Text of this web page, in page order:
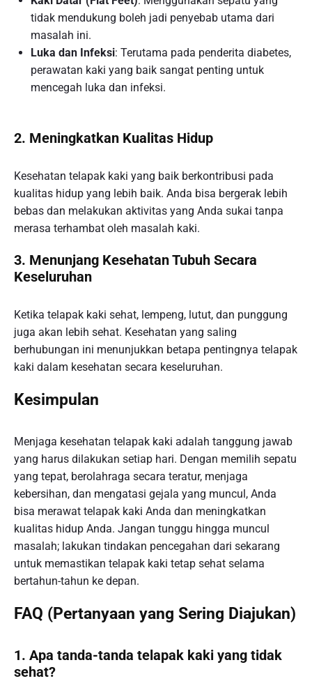
tidak mendukung boleh jadi penyebab utama dari
masalah ini.
Luka dan Infeksi: Terutama pada penderita diabetes,
perawatan kaki yang baik sangat penting untuk
mencegah luka dan infeksi.
2. Meningkatkan Kualitas Hidup
Kesehatan telapak kaki yang baik berkontribusi pada
kualitas hidup yang lebih baik. Anda bisa bergerak lebih
bebas dan melakukan aktivitas yang Anda sukai tanpa
merasa terhambat oleh masalah kaki.
3. Menunjang Kesehatan Tubuh Secara
Keseluruhan
Ketika telapak kaki sehat, lempeng, lutut, dan punggung
juga akan lebih sehat. Kesehatan yang saling
berhubungan ini menunjukkan betapa pentingnya telapak
kaki dalam kesehatan secara keseluruhan.
Kesimpulan
Menjaga kesehatan telapak kaki adalah tanggung jawab
yang harus dilakukan setiap hari. Dengan memilih sepatu
yang tepat, berolahraga secara teratur, menjaga
kebersihan, dan mengatasi gejala yang muncul, Anda
bisa merawat telapak kaki Anda dan meningkatkan
kualitas hidup Anda. Jangan tunggu hingga muncul
masalah; lakukan tindakan pencegahan dari sekarang
untuk memastikan telapak kaki tetap sehat selama
bertahun-tahun ke depan.
FAQ (Pertanyaan yang Sering Diajukan)
1. Apa tanda-tanda telapak kaki yang tidak
sehat?